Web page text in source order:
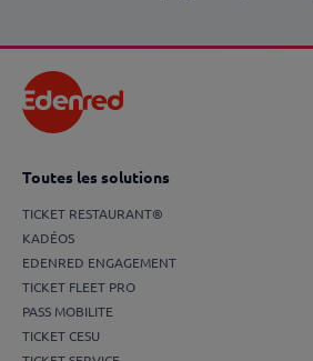
Toutes les solutions
TICKET RESTAURANT®
KADÉOS
EDENRED ENGAGEMENT
TICKET FLEET PRO
PASS MOBILITE
TICKET CESU